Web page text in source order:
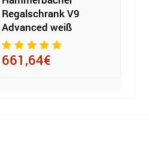
Regalschrank V9
Advanced weiß
661,64€